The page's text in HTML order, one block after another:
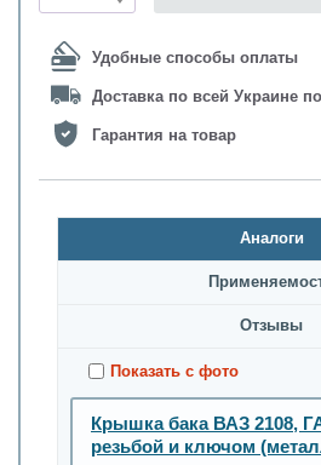
Удобные способы оплаты
Доставка по всей Украине
Гарантия на товар
Аналоги
Oтзывы
Показать с фото
Крышка бака ВАЗ 2108,
резьбой и ключом